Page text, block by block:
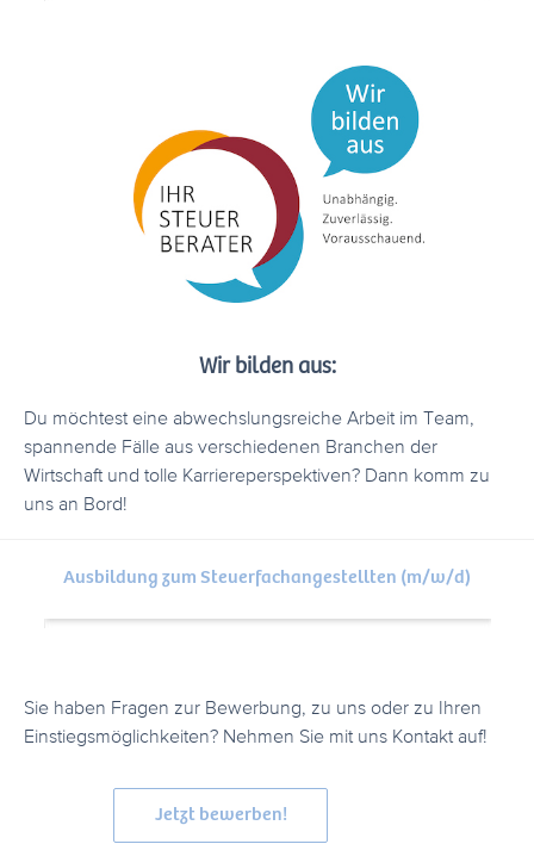
Wir bilden aus:
Du möchtest eine abwechslungsreiche Arbeit im Team,
spannende Fälle aus verschiedenen Branchen der
Wirtschaft und tolle Karriereperspektiven? Dann komm zu
uns an Bord!
Ausbildung zum Steuerfachangestellten (m/w/d)
Sie haben Fragen zur Bewerbung, zu uns oder zu Ihren
Einstiegsmöglichkeiten? Nehmen Sie mit uns Kontakt auf!
Jetzt bewerben!